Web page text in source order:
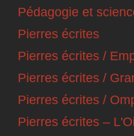
Pédagogie et
Pierres écrites
Pierres écrites /
Pierres écrites /
Pierres écrites /
Pierres écrites –